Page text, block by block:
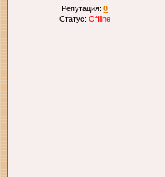
Репутация:0
Статус: Offline